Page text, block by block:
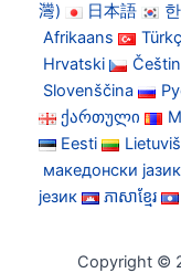
灣)
日本語
Afrikaans
Hrvatski
Slovenščina
ქართული
Eesti
македонски јазик
језик
ភាសាខ្មែរ
Copyright ©